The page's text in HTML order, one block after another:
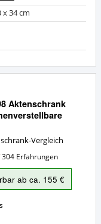
x 34 cm
Aktenschrank
Vergleich
304 Erfahrungen
ab ca. 155 €